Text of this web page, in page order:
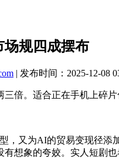
场规四成摆布
| 发布时间：2025-12-08
。适合正在手机上碎片
，又为AI的贸易变现径添
想象的夸姣。实人短剧